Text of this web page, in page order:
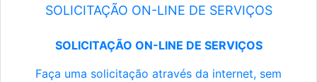
SOLICITAÇÃO ON-LINE DE SERVIÇOS
SOLICITAÇÃO ON-LINE DE SERVIÇOS
Faça uma solicitação através da internet, sem